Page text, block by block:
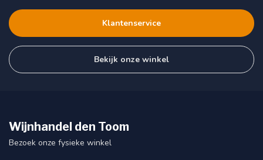
Klantenservice
Bekijk onze winkel
Wijnhandel den Toom
Bezoek onze fysieke winkel